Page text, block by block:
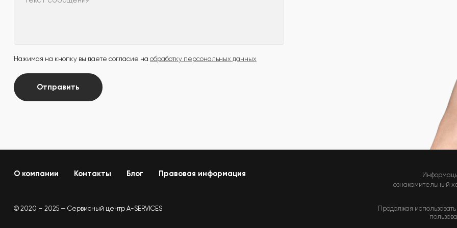
Нажимая на кнопку вы даете согласие на обработку персональных данных
Отправить
О компании Контакты Блог Правовая информация
ознакомительный
© 2020 – 2025 — Сервисный центр A-SERVICES
Продолжая